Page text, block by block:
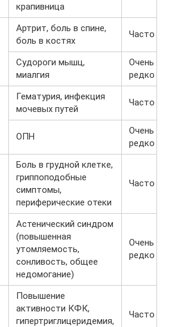
крапивница
Артрит, боль в спине,
боль в костях
Часто
Судороги мышц,
миалгия
Очень
редко
Гематурия, инфекция
мочевых путей
Часто
ОПН
Очень
редко
Боль в грудной клетке,
гриппоподобные
симптомы,
периферические отеки
Часто
Астенический синдром
(повышенная
утомляемость,
сонливость, общее
недомогание)
Очень
редко
Повышение
активности КФК,
гипертриглицеридемия,
Часто